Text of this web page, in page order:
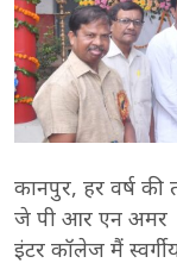
कानपुर, हर वर्ष
जे पी आर एन अमर
इंटर कॉलेज मैं